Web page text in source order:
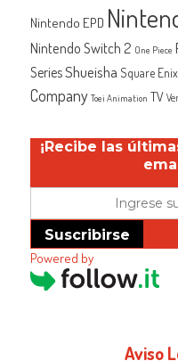
Nintendo EPD
Nintendo Switch 2 One Piece
SeriesShueisha Square Enix
Company Toei Animation TV
¡Recibe las
Suscribirse
Powered by
Aviso